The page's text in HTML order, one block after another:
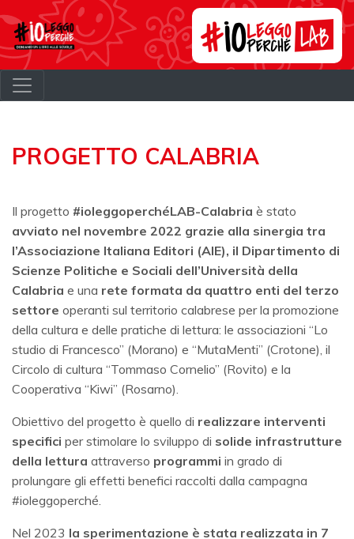
PROGETTO CALABRIA
Il progetto #ioleggoperchéLAB-Calabria è stato
avviato nel novembre 2022 grazie alla sinergia tra
l’Associazione Italiana Editori (AIE), il Dipartimento di
Scienze Politiche e Sociali dell’Università della
Calabria e una rete formata da quattro enti del terzo
settore operanti sul territorio calabrese per la promozione
della cultura e delle pratiche di lettura: le associazioni “Lo
studio di Francesco” (Morano) e “MutaMenti” (Crotone), il
Circolo di cultura “Tommaso Cornelio” (Rovito) e la
Cooperativa “Kiwi” (Rosarno).
Obiettivo del progetto è quello di realizzare interventi
specifici per stimolare lo sviluppo di solide infrastrutture
della lettura attraverso programmi in grado di
prolungare gli effetti benefici raccolti dalla campagna
#ioleggoperché.
Nel 2023 la sperimentazione è stata realizzata in 7